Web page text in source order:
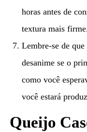
horas antes de
textura mais
Lembre-se de
desanime se o
como você
você estará
Queijo